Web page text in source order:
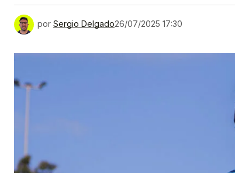
por Sergio Delgado26/07/2025 17:30